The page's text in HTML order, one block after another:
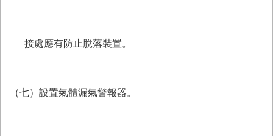
接處應有防止脫落裝置。
（七）設置氣體漏氣警報器。